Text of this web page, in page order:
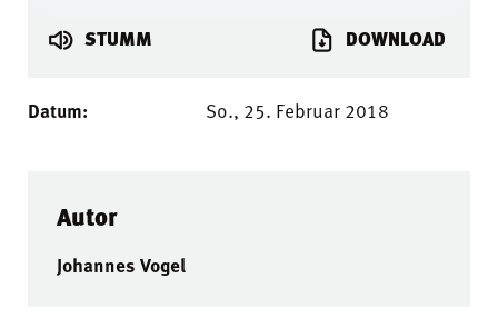
STUMM DOWNLOAD
Datum: So., 25. Februar 2018
Autor
Johannes Vogel